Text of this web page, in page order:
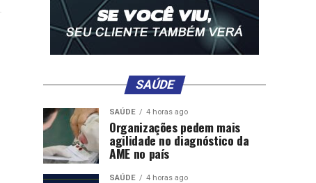
SAÚDE
SAÚDE 4 horas ago
Organizações pedem mais
agilidade no diagnóstico da
AME no país
SAÚDE 4 horas ago